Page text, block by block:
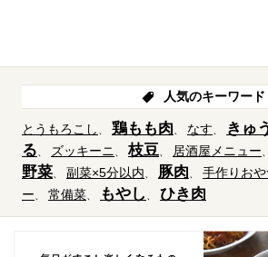
人気のキーワード
とうもろこし 鶏もも肉 なす きゅ
る
ズッキーニ 枝豆 居酒屋メニュー
野菜
副菜×5分以内 豚肉 手作りおや
ー
常備菜 もやし ひき肉